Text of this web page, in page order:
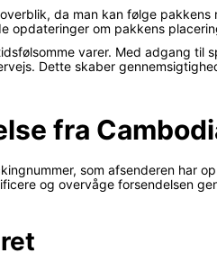
da man kan følge
om pakkens
varer. Med adgang til
Dette skaber
fra
som afsenderen har
og overvåge forsendelsen